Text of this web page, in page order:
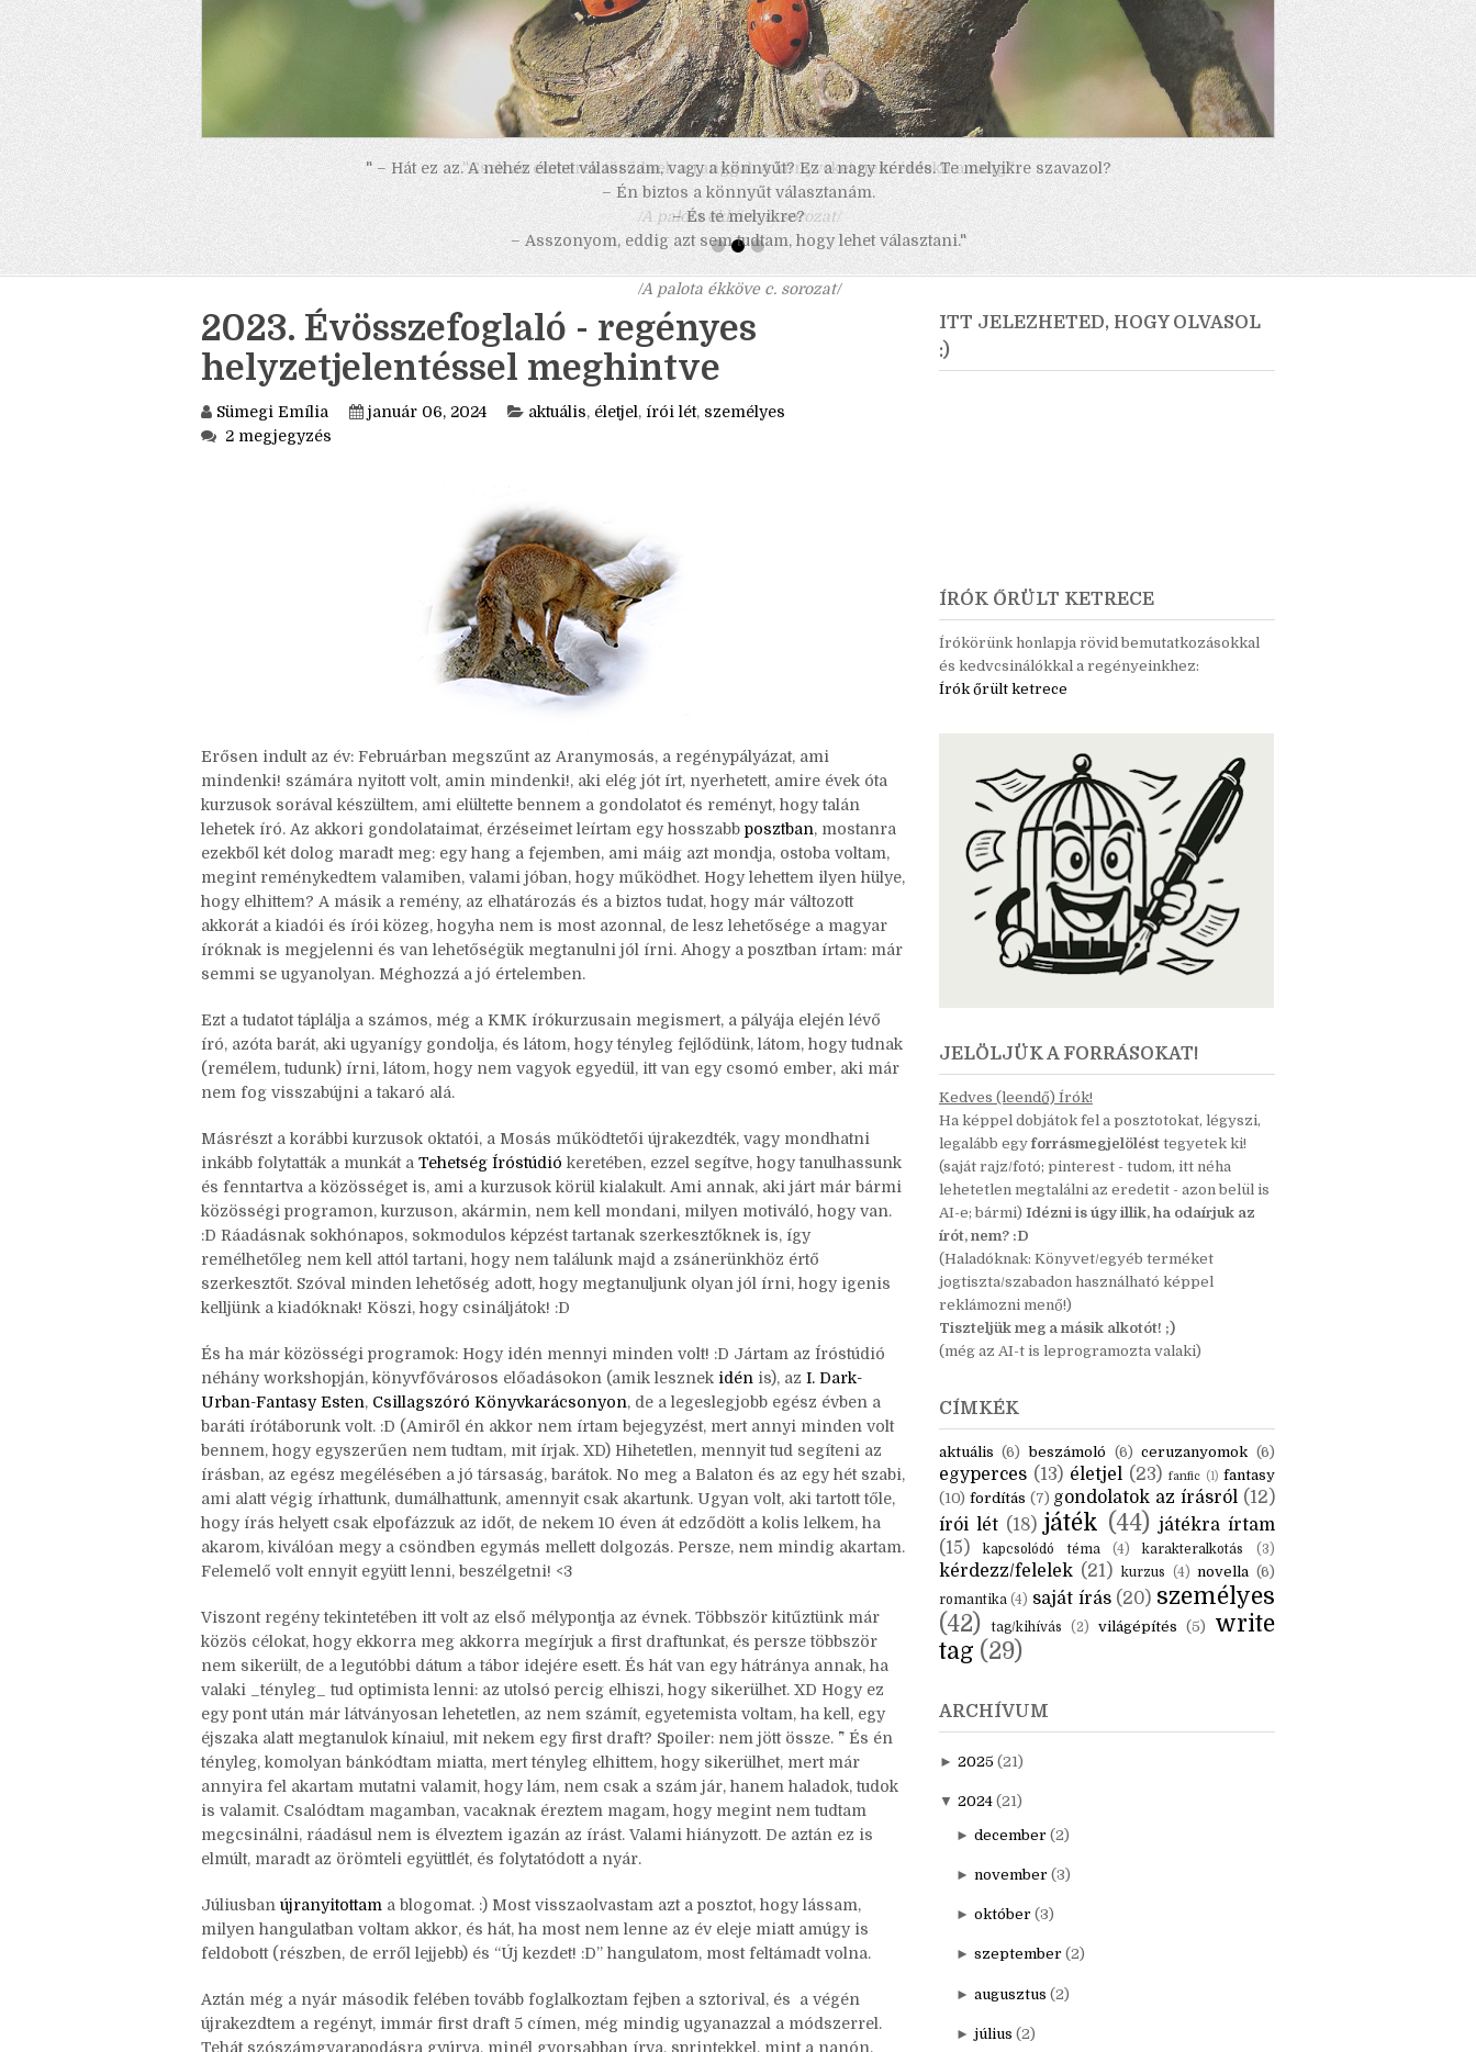
" – Hát ez az. A nehéz életet válasszam, vagy a könnyűt? Ez a nagy kérdés. Te melyikre szavazol?
– Én biztos a könnyűt választanám.
– És te melyikre?
– Asszonyom, eddig azt sem tudtam, hogy lehet választani."
/A palota ékköve c. sorozat/
2023. Évösszefoglaló - regényes
helyzetjelentéssel meghintve
Erősen indult az év: Februárban megszűnt az Aranymosás, a regénypályázat, ami
mindenki! számára nyitott volt, amin mindenki!, aki elég jót írt, nyerhetett, amire évek óta
kurzusok sorával készültem, ami elültette bennem a gondolatot és reményt, hogy talán
lehetek író. Az akkori gondolataimat, érzéseimet leírtam egy hosszabbposztban, mostanra
ezekből két dolog maradt meg: egy hang a fejemben, ami máig azt mondja, ostoba voltam,
megint reménykedtem valamiben, valami jóban, hogy működhet. Hogy lehettem ilyen hülye,
hogy elhittem? A másik a remény, az elhatározás és a biztos tudat, hogy már változott
íróknak is megjelenni és van lehetőségük megtanulni jól írni. Ahogy a posztban írtam: már
semmi se ugyanolyan. Méghozzá a jó értelemben.
Ezt a tudatot táplálja a számos, még a KMK írókurzusain megismert, a pályája elején lévő
(remélem, tudunk) írni, látom, hogy nem vagyok egyedül, itt van egy csomó ember, aki már
nem fog visszabújni a takaró alá.
Másrészt a korábbi kurzusok oktatói, a Mosás működtetői újrakezdték, vagy mondhatni
inkább folytatták a munkát aTehetség Íróstúdiókeretében, ezzel segítve, hogy tanulhassunk
és fenntartva a közösséget is, ami a kurzusok körül kialakult. Ami annak, aki járt már bármi
közösségi programon, kurzuson, akármin, nem kell mondani, milyen motiváló, hogy van.
:D Ráadásnak sokhónapos, sokmodulos képzést tartanak szerkesztőknek is, így
szerkesztőt. Szóval minden lehetőség adott, hogy megtanuljunk olyan jól írni, hogy igenis
kelljünk a kiadóknak! Köszi, hogy csináljátok! :D
És ha már közösségi programok: Hogy idén mennyi minden volt! :D Jártam az Íróstúdió
néhány workshopján, könyvfővárosos előadásokon (amik lesznekidénis), azI. Dark-
Urban-Fantasy Esten,Csillagszóró Könyvkarácsonyon, de a legeslegjobb egész évben a
baráti írótáborunk volt. :D (Amiről én akkor nem írtam bejegyzést, mert annyi minden volt
bennem, hogy egyszerűen nem tudtam, mit írjak. XD) Hihetetlen, mennyit tud segíteni az
írásban, az egész megélésében a jó társaság, barátok. No meg a Balaton és az egy hét szabi,
ami alatt végig írhattunk, dumálhattunk, amennyit csak akartunk. Ugyan volt, aki tartott tőle,
akarom, kiválóan megy a csöndben egymás mellett dolgozás. Persze, nem mindig akartam.
Felemelő volt ennyit együtt lenni, beszélgetni! <3
Viszont regény tekintetében itt volt az első mélypontja az évnek. Többször kitűztünk már
közös célokat, hogy ekkorra meg akkorra megírjuk a first draftunkat, és persze többször
nem sikerült, de a legutóbbi dátum a tábor idejére esett. És hát van egy hátránya annak, ha
valaki _tényleg_ tud optimista lenni: az utolsó percig elhiszi, hogy sikerülhet. XD Hogy ez
egy pont után már látványosan lehetetlen, az nem számít, egyetemista voltam, ha kell, egy
éjszaka alatt megtanulok kínaiul, mit nekem egy first draft? Spoiler: nem jött össze. ^^” És én
tényleg, komolyan bánkódtam miatta, mert tényleg elhittem, hogy sikerülhet, mert már
annyira fel akartam mutatni valamit, hogy lám, nem csak a szám jár, hanem haladok, tudok
megcsinálni, ráadásul nem is élveztem igazán az írást. Valami hiányzott. De aztán ez is
elmúlt, maradt az örömteli együttlét, és folytatódott a nyár.
milyen hangulatban voltam akkor, és hát, ha most nem lenne az év eleje miatt amúgy is
feldobott (részben, de erről lejjebb) és “Új kezdet! :D” hangulatom, most feltámadt volna.
ÍRÓK ŐRÜLT KETRECE
JELÖLJÜK A FORRÁSOKAT!
Kedves (leendő) Írók!
Ha képpel dobjátok fel a posztotokat, légyszi,
legalább egyforrásmegjelölésttegyetek ki!
(saját rajz/fotó; pinterest - tudom, itt néha
lehetetlen megtalálni az eredetit - azon belül is
AI-e; bármi)Idézni is úgy illik, ha odaírjuk az
írót, nem? :D
(Haladóknak: Könyvet/egyéb terméket
jogtiszta/szabadon használható képpel
Tiszteljük meg a másik alkotót! ;)
CÍMKÉK
aktuális (6) beszámoló (6) ceruzanyomok (6)
egyperces (13) életjel (23) fanfic (1) fantasy
(10) fordítás (7) gondolatok az írásról (12)
írói lét
(18) játék (44) játékra írtam
(15)
kapcsolódó téma (4) karakteralkotás (3)
kérdezz/felelek
tag/kihívás
tag (29)
2025 (21)
2024 (21)
► december (2)
► november (3)
► október (3)
► szeptember